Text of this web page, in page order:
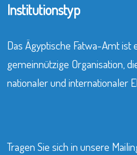
Institutionstyp
Das Ägyptische Fatwa-Amt ist
gemeinnützige Organisation,
nationaler und internationaler
Tragen Sie sich in unsere